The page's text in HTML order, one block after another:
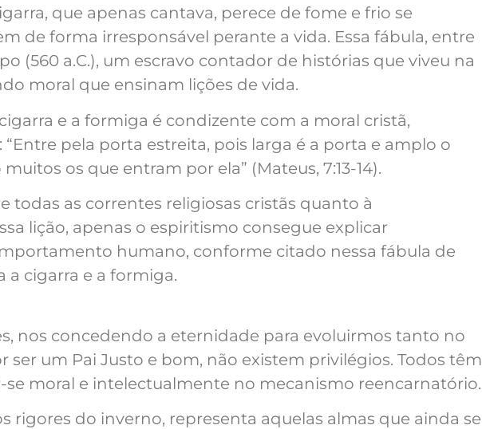
que apenas cantava, perece de fome e frio se
de forma irresponsável perante a vida. Essa fábula, entre
(560 a.C.), um escravo contador de histórias que viveu na
moral que ensinam lições de vida.
e a formiga é condizente com a moral cristã,
pela porta estreita, pois larga é a porta e amplo o
os que entram por ela” (Mateus, 7:13-14).
todas as correntes religiosas cristãs quanto à
lição, apenas o espiritismo consegue explicar
humano, conforme citado nessa fábula de
a cigarra e a formiga.
nos concedendo a eternidade para evoluirmos tanto no
um Pai Justo e bom, não existem privilégios. Todos têm
moral e intelectualmente no mecanismo reencarnatório.
rigores do inverno, representa aquelas almas que ainda se